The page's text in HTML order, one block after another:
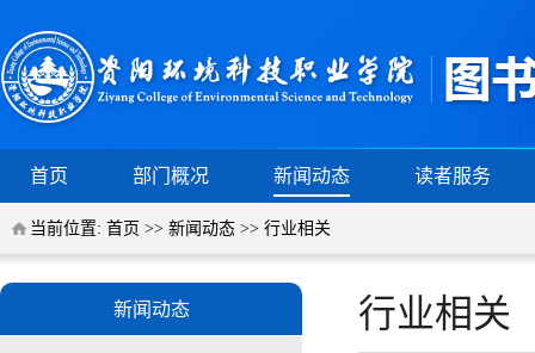
首页 部门概况 新闻动态 读者服务
当前位置: 首页 >> 新闻动态 >> 行业相关
新闻动态 行业相关